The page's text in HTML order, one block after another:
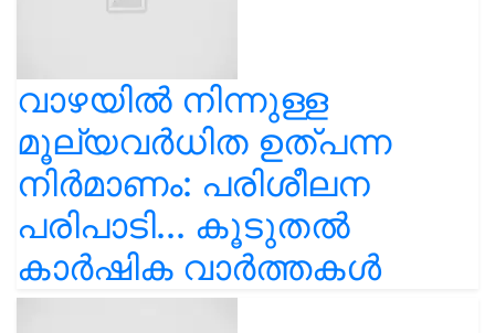
വാഴയിൽ നിന്നുള്ള
മൂല്യവർധിത ഉത്പന്ന
നിർമാണം: പരിശീലന
പരിപാടി... കൂടുതൽ
കാർഷിക വാർത്തകൾ